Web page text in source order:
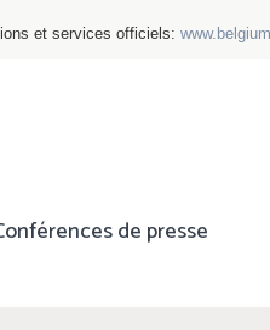
et services officiels:
de presse